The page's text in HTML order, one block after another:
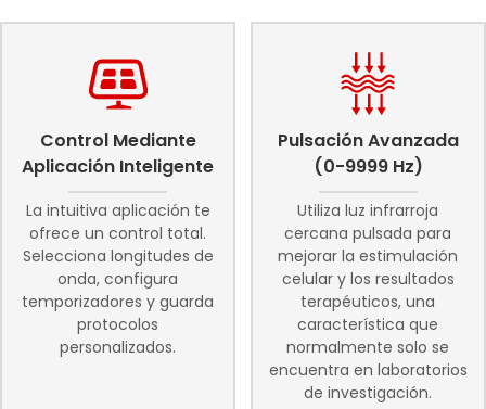
Control Mediante
Aplicación Inteligente
La intuitiva aplicación te
ofrece un control total.
Selecciona longitudes de
onda, configura
temporizadores y guarda
protocolos
personalizados.
Pulsación Avanzada
(0-9999 Hz)
Utiliza luz infrarroja
cercana pulsada para
mejorar la estimulación
celular y los resultados
terapéuticos, una
característica que
normalmente solo se
encuentra en laboratorios
de investigación.